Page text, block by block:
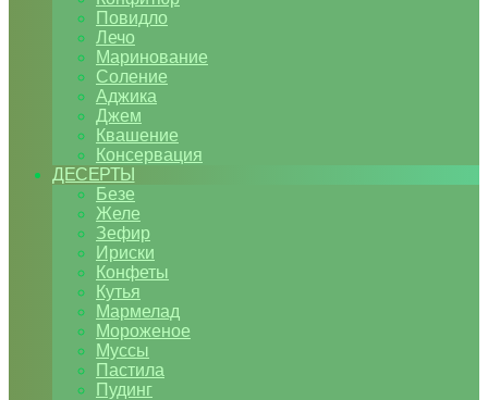
Повидло
Лечо
Маринование
Соление
Аджика
Джем
Квашение
Консервация
ДЕСЕРТЫ
Безе
Желе
Зефир
Ириски
Конфеты
Кутья
Мармелад
Мороженое
Муссы
Пастила
Пудинг